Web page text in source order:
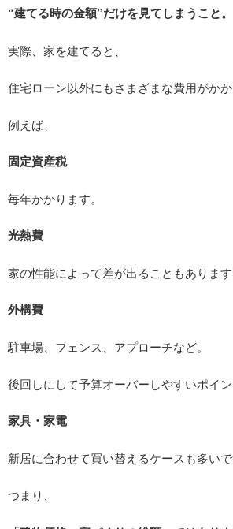
“建てる時の金額”だけを見てしまうこと。
実際、家を建てると、
住宅ローン以外にもさまざまな費用がかか
例えば、
固定資産税
毎年かかります。
光熱費
家の性能によって差が出ることもあります
外構費
駐車場、フェンス、アプローチなど。
後回しにして予算オーバーしやすいポイン
家具・家電
新居に合わせて買い替えるケースも多いで
つまり、